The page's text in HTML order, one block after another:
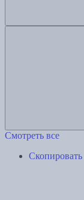
Смотреть все
Скопировать